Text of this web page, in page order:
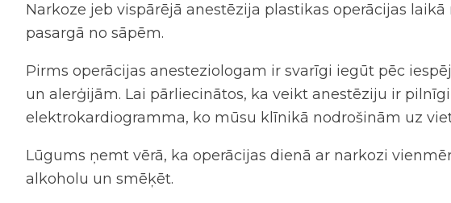
Narkoze jeb vispārējā anestēzija plastikas operācijas
pasargā no sāpēm.
Pirms operācijas anesteziologam ir svarīgi iegūt pēc
un alerģijām. Lai pārliecinātos, ka veikt anestēziju ir
elektrokardiogramma, ko mūsu klīnikā nodrošinām uz
Lūgums ņemt vērā, ka operācijas dienā ar narkozi
alkoholu un smēķēt.